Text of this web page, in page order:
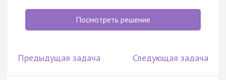
Посмотреть решение
Предыдущая задача Следующая задача